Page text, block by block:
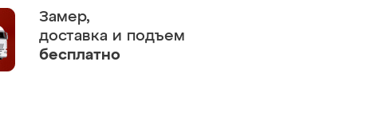
Замер,
доставка и подъем
бесплатно